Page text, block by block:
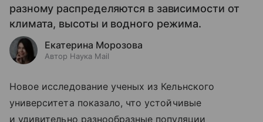
разному распределяются в зависимости от
климата, высоты и водного режима.
Екатерина Морозова
Автор Наука Mail
Новое исследование ученых из Кельнского
университета показало, что устойчивые
и удивительно разнообразные популяции